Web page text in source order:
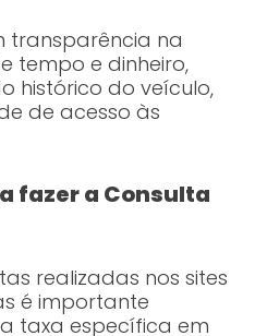
transparência na
tempo e dinheiro,
histórico do veículo,
de acesso às
fazer a Consulta
realizadas nos sites
é importante
taxa específica em